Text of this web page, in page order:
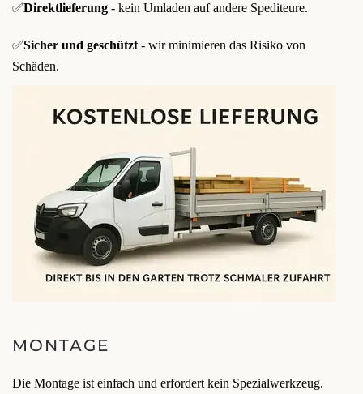
✅Direktlieferung - kein Umladen auf andere Spediteure.
✅Sicher und geschützt - wir minimieren das Risiko von
Schäden.
MONTAGE
Die Montage ist einfach und erfordert kein Spezialwerkzeug.